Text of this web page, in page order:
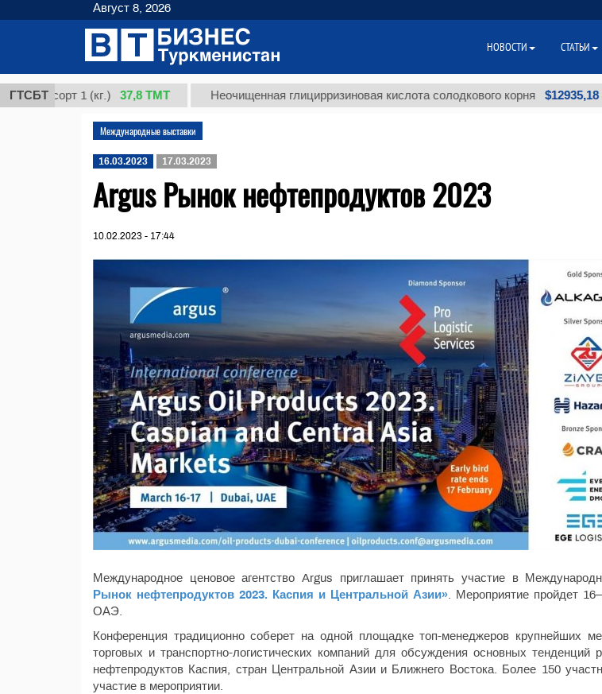
ГТСБТ
сорт 1 (кг.) 37,8 ТМТ Неочищенная глицирризиновая кислота солодкового корня $12935,18
Международные выставки
16.03.2023 17.03.2023
Argus Рынок нефтепродуктов 2023
10.02.2023 - 17:44
Международное ценовое агентство Argus приглашает принять участие в
Рынок нефтепродуктов 2023. Каспия и Центральной Азии». Мероприятие пройдет
ОАЭ.
Конференция традиционно соберет на одной площадке топ-менеджеров крупнейших
торговых и транспортно-логистических компаний для обсуждения основных тенденций
нефтепродуктов Каспия, стран Центральной Азии и Ближнего Востока. Более 150
участие в мероприятии.
Август 8, 2026
НОВОСТИ СТАТЬИ